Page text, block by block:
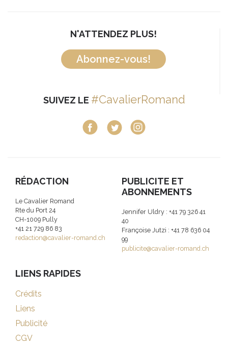
N'ATTENDEZ PLUS!
Abonnez-vous!
SUIVEZ LE #CavalierRomand
RÉDACTION
Le Cavalier Romand
Rte du Port 24
CH-1009 Pully
+41 21 729 86 83
redaction@cavalier-romand.ch
PUBLICITE ET
ABONNEMENTS
Jennifer Uldry : +41 79 326 41
40
Françoise Jutzi : +41 78 636 04
99
publicite@cavalier-romand.ch
LIENS RAPIDES
Crédits
Liens
Publicité
CGV